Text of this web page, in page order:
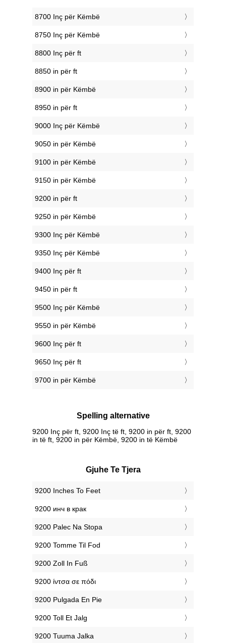
8700 Inç për Këmbë
8750 Inç për Këmbë
8800 Inç për ft
8850 in për ft
8900 in për Këmbë
8950 in për ft
9000 Inç për Këmbë
9050 in për Këmbë
9100 in për Këmbë
9150 in për Këmbë
9200 in për ft
9250 in për Këmbë
9300 Inç për Këmbë
9350 Inç për Këmbë
9400 Inç për ft
9450 in për ft
9500 Inç për Këmbë
9550 in për Këmbë
9600 Inç për ft
9650 Inç për ft
9700 in për Këmbë
Spelling alternative
9200 Inç për ft, 9200 Inç të ft, 9200 in për ft, 9200
in të ft, 9200 in për Këmbë, 9200 in të Këmbë
Gjuhe Te Tjera
‎9200 Inches To Feet
‎9200 инч в крак
‎9200 Palec Na Stopa
‎9200 Tomme Til Fod
‎9200 Zoll In Fuß
‎9200 ίντσα σε πόδι
‎9200 Pulgada En Pie
‎9200 Toll Et Jalg
‎9200 Tuuma Jalka